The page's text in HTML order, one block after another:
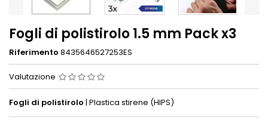
Fogli di polistirolo 1.5 mm Pack x3
Riferimento 8435646527253ES
Valutazione
Fogli di polistirolo | Plastica stirene (HIPS)